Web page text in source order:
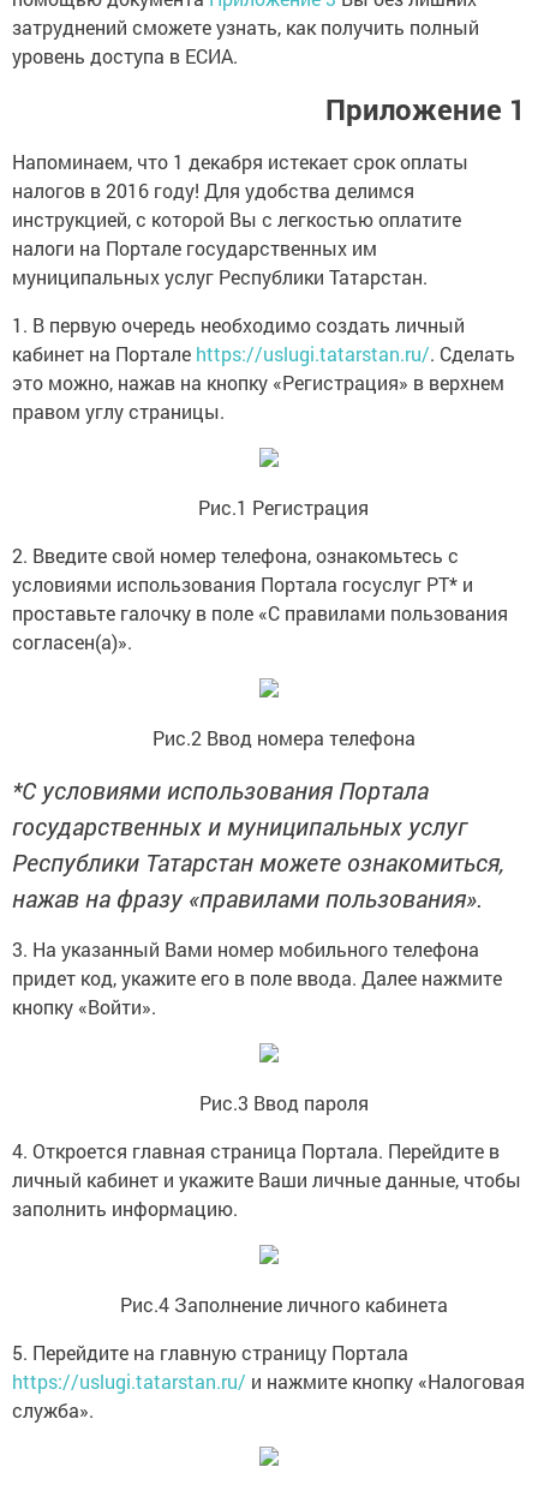
затруднений сможете узнать, как получить полный
уровень доступа в ЕСИА.
Приложение 1
Напоминаем, что 1 декабря истекает срок оплаты
налогов в 2016 году! Для удобства делимся
инструкцией, с которой Вы с легкостью оплатите
налоги на Портале государственных им
муниципальных услуг Республики Татарстан.
1. В первую очередь необходимо создать личный
кабинет на Портале https://uslugi.tatarstan.ru/. Сделать
это можно, нажав на кнопку «Регистрация» в верхнем
правом углу страницы.
Рис.1 Регистрация
2. Введите свой номер телефона, ознакомьтесь с
условиями использования Портала госуслуг РТ* и
проставьте галочку в поле «С правилами пользования
согласен(а)».
Рис.2 Ввод номера телефона
*С условиями использования Портала
государственных и муниципальных услуг
Республики Татарстан можете ознакомиться,
нажав на фразу «правилами пользования».
3. На указанный Вами номер мобильного телефона
придет код, укажите его в поле ввода. Далее нажмите
кнопку «Войти».
Рис.3 Ввод пароля
4. Откроется главная страница Портала. Перейдите в
личный кабинет и укажите Ваши личные данные, чтобы
заполнить информацию.
Рис.4 Заполнение личного кабинета
5. Перейдите на главную страницу Портала
https://uslugi.tatarstan.ru/ и нажмите кнопку «Налоговая
служба».